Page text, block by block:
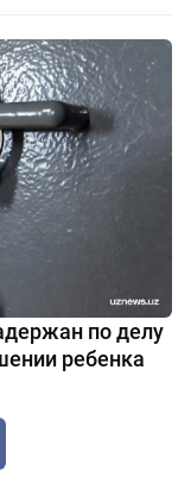
по делу
ребенка